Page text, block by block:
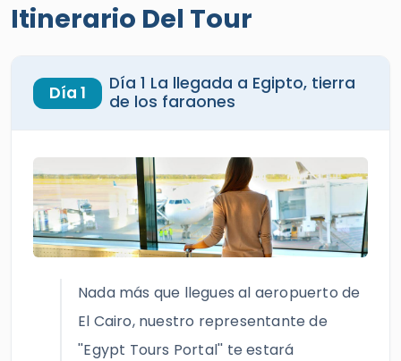
Itinerario Del Tour
Día 1
Día 1 La llegada a Egipto, tierra
de los faraones
Nada más que llegues al aeropuerto de
El Cairo, nuestro representante de
''Egypt Tours Portal'' te estará